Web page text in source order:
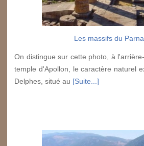
Les massifs du
On distingue sur cette photo, à
temple d'Apollon, le caractère naturel
Delphes, situé au [Suite...]